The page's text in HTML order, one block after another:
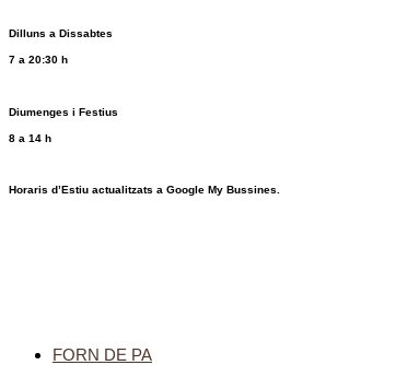
Dilluns a Dissabtes
7 a 20:30 h
Diumenges i Festius
8 a 14 h
Horaris d’Estiu actualitzats a Google My Bussines.
FORN DE PA